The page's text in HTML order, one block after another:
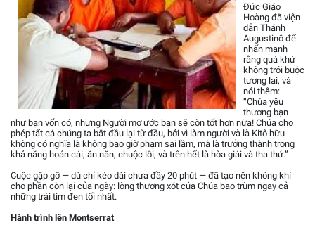
Đức Giáo
Hoàng đã viện
dẫn Thánh
Augustinô để
nhấn mạnh
rằng quá khứ
không trói buộc
tương lai, và
nói thêm:
“Chúa yêu
thương bạn
như bạn vốn có, nhưng Người mơ ước bạn sẽ còn tốt hơn nữa! Chúa cho
phép tất cả chúng ta bắt đầu lại từ đầu, bởi vì làm người và là Kitô hữu
không có nghĩa là không bao giờ phạm sai lầm, mà là trưởng thành trong
khả năng hoán cải, ăn năn, chuộc lỗi, và trên hết là hòa giải và tha thứ.”
Cuộc gặp gỡ — dù chỉ kéo dài chưa đầy 20 phút — đã tạo nên không khí
cho phần còn lại của ngày: lòng thương xót của Chúa bao trùm ngay cả
những trái tim đen tối nhất.
Hành trình lên Montserrat